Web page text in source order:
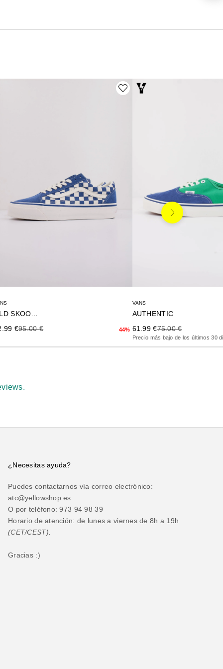
de oferta
€Precio anterior
95.00 € 44%
VANS
AUTHENTIC
Precio de oferta
61.99 €Precio anterior
75.00 €
Precio más bajo de los últimos 30
Siguiente
¿Necesitas ayuda?
Puedes contactarnos vía correo electrónico:
atc@yellowshop.es
O por teléfono: 973 94 98 39
Horario de atención: de lunes a viernes de 8h a 19h
(CET/CEST).
Gracias :)